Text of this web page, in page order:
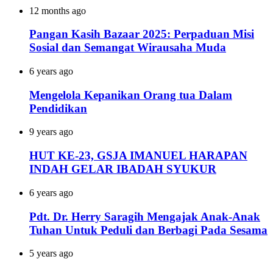
12 months ago
Pangan Kasih Bazaar 2025: Perpaduan Misi
Sosial dan Semangat Wirausaha Muda
6 years ago
Mengelola Kepanikan Orang tua Dalam
Pendidikan
9 years ago
HUT KE-23, GSJA IMANUEL HARAPAN
INDAH GELAR IBADAH SYUKUR
6 years ago
Pdt. Dr. Herry Saragih Mengajak Anak-Anak
Tuhan Untuk Peduli dan Berbagi Pada Sesama
5 years ago